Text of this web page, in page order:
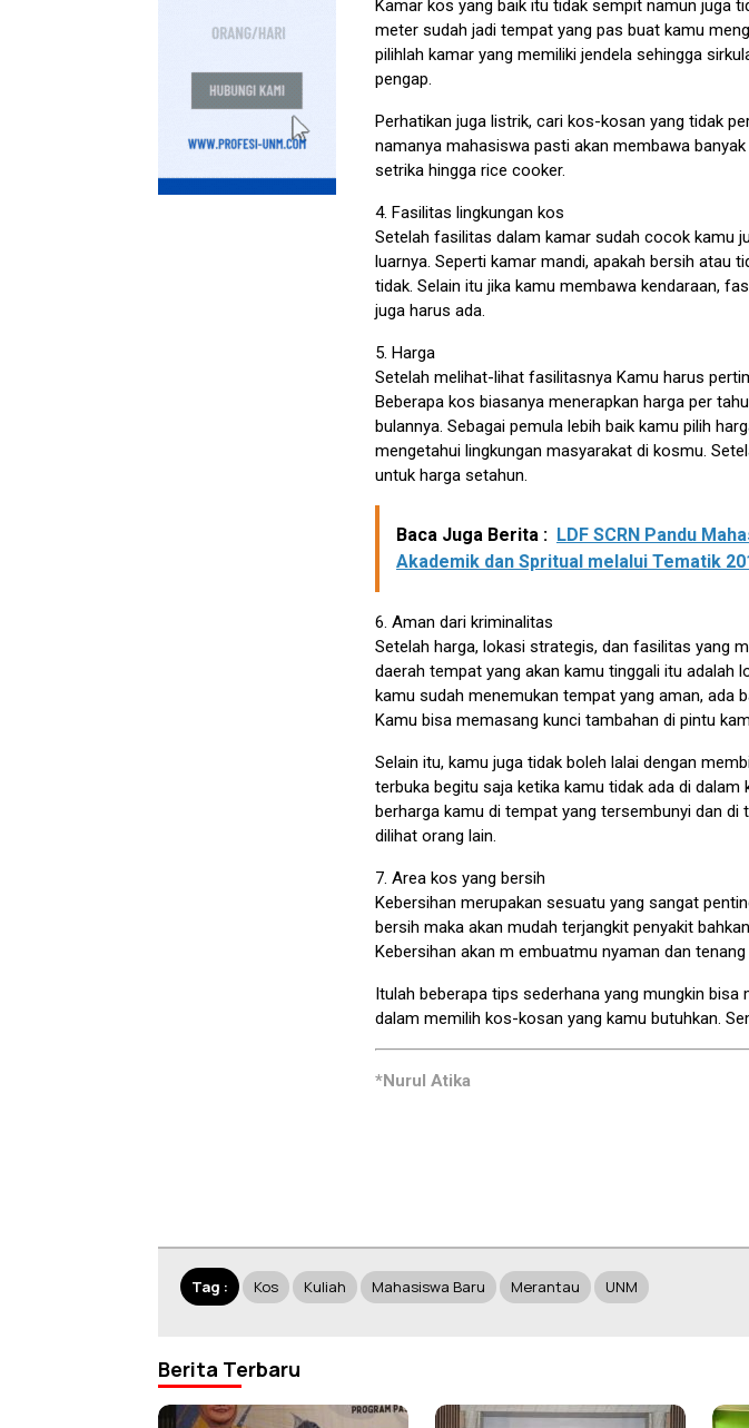
Kamar kos yang baik itu tidak sempit namun juga
meter sudah jadi tempat yang pas buat kamu
pilihlah kamar yang memiliki jendela sehingga
pengap.
Perhatikan juga listrik, cari kos-kosan yang tidak
namanya mahasiswa pasti akan membawa
setrika hingga rice cooker.
4. Fasilitas lingkungan kos
Setelah fasilitas dalam kamar sudah cocok kamu
luarnya. Seperti kamar mandi, apakah bersih atau
tidak. Selain itu jika kamu membawa kendaraan,
juga harus ada.
5. Harga
Setelah melihat-lihat fasilitasnya Kamu harus
Beberapa kos biasanya menerapkan harga per
bulannya. Sebagai pemula lebih baik kamu pilih
mengetahui lingkungan masyarakat di kosmu.
untuk harga setahun.
Baca Juga Berita : LDF SCRN Pandu
Akademik dan Spritual melalui Tematik
6. Aman dari kriminalitas
Setelah harga, lokasi strategis, dan fasilitas yang
daerah tempat yang akan kamu tinggali itu adalah
kamu sudah menemukan tempat yang aman, ada
Kamu bisa memasang kunci tambahan di pintu
Selain itu, kamu juga tidak boleh lalai dengan
terbuka begitu saja ketika kamu tidak ada di dalam
berharga kamu di tempat yang tersembunyi dan di
dilihat orang lain.
7. Area kos yang bersih
Kebersihan merupakan sesuatu yang sangat
bersih maka akan mudah terjangkit penyakit
Kebersihan akan m embuatmu nyaman dan tenang
Itulah beberapa tips sederhana yang mungkin bisa
dalam memilih kos-kosan yang kamu butuhkan.
*Nurul Atika
Tag : Kos Kuliah Mahasiswa Baru Merantau UNM
Berita Terbaru